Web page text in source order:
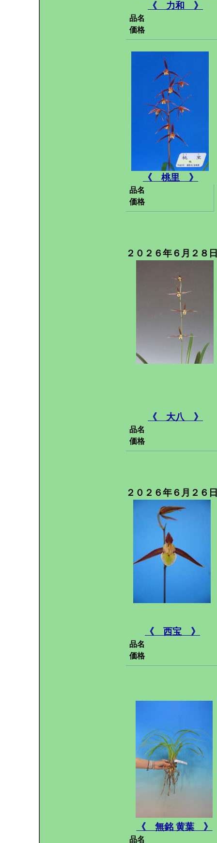
《 力和 》
品名
価格
《 桃里 》
品名
価格
２０２６年６月２８
《 大八 》
品名
価格
２０２６年６月２６
《 西宝 》
品名
価格
《 無銘 黄葉 》
品名